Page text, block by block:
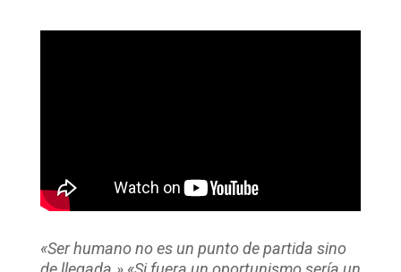
«Ser humano no es un punto de partida sino